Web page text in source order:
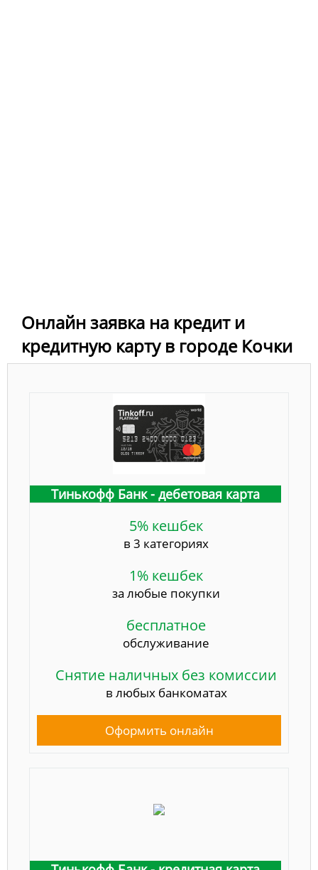
Онлайн заявка на кредит и
кредитную карту в городе Кочки
Тинькофф Банк - дебетовая карта
5% кешбек
в 3 категориях
1% кешбек
за любые покупки
бесплатное
обслуживание
Снятие наличных без комиссии
в любых банкоматах
Оформить онлайн